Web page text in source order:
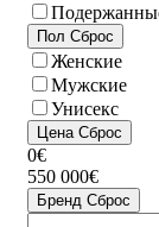
Пол Сброс
Женские
Мужские
Унисекс
Цена Сброс
0€
550 000€
Бренд Сброс